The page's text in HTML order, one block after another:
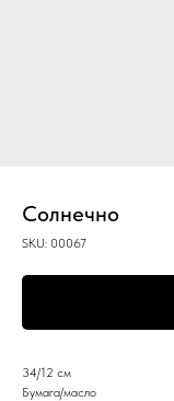
Cолнечно
SKU: 00067
34/12 см
Бумага/масло